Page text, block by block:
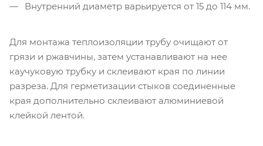
Внутренний диаметр варьируется от 15 до 114 мм.
Для монтажа теплоизоляции трубу очищают от
грязи и ржавчины, затем устанавливают на нее
каучуковую трубку и склеивают края по линии
разреза. Для герметизации стыков соединенные
края дополнительно склеивают алюминиевой
клейкой лентой.